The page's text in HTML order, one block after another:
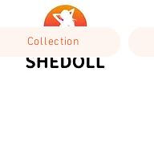
Collection